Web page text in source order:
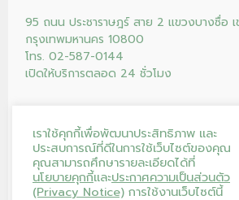
95 ถนน ประชาราษฎร์ สาย 2 แขวงบางซื่อ
กรุงเทพมหานคร 10800
โทร. 02-587-0144
เปิดให้บริการตลอด 24 ชั่วโมง
เราใช้คุกกี้เพื่อพัฒนาประสิทธิภาพ และ
ประสบการณ์ที่ดีในการใช้เว็บไซต์ของคุณ
คุณสามารถศึกษารายละเอียดได้ที่
นโยบายคุกกี้และประกาศความเป็นส่วนตัว
(Privacy Notice) การใช้งานเว็บไซต์นี้